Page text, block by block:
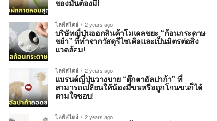
ของมันต้องมี!
ไลฟ์สไตล์ 2 years ago
บริษัทญี่ปุ่นออกสินค้าโมเดลขยะ “ก้อนกระดาษ
ขยำ” ที่ทำจากวัสดุรีไซเคิลและเป็นมิตรต่อสิ่ง
แวดล้อม!
ไลฟ์สไตล์ 2 years ago
แบรนด์ญี่ปุ่นวางขาย “ตุ๊กตาอัลปาก้า” ที่
สามารถเปลี่ยนให้น้องมีขนหรือถูกโกนขนก็ได้
ตามใจชอบ!
ไลฟ์สไตล์ 2 years ago